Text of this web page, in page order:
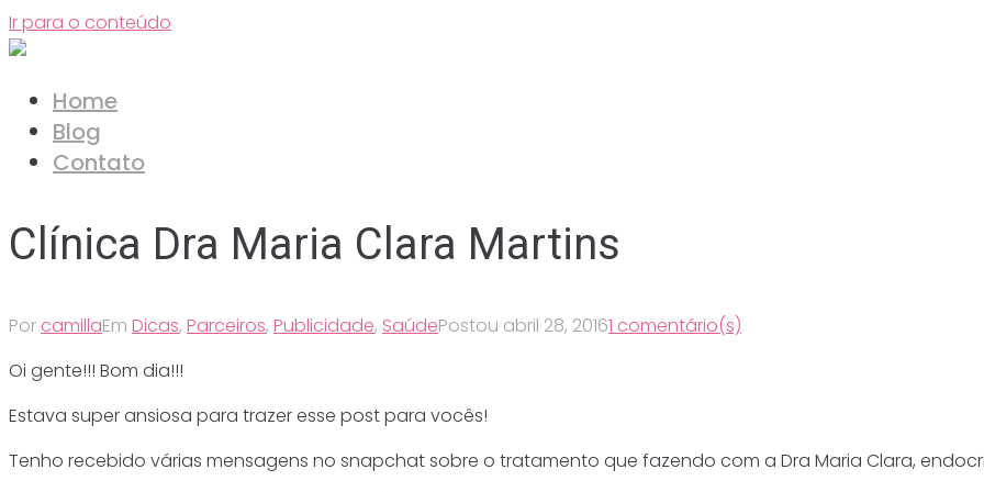
Ir para o conteúdo
Home
Blog
Contato
Clínica Dra Maria Clara Martins
Por camillaEm Dicas, Parceiros, Publicidade, SaúdePostou abril 28, 20161 comentário(s)
Oi gente!!! Bom dia!!!
Estava super ansiosa para trazer esse post para vocês!
Tenho recebido várias mensagens no snapchat sobre o tratamento que fazendo com a Dra Maria Clara,